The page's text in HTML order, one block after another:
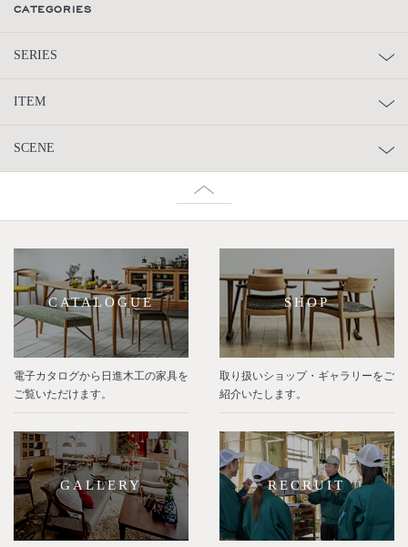
CATEGORIES
SERIES
ITEM
SCENE
CATALOGUE
電子カタログから日進木工の家具を
ご覧いただけます。
SHOP
取り扱いショップ・ギャラリーをご
紹介いたします。
GALLERY RECRUIT